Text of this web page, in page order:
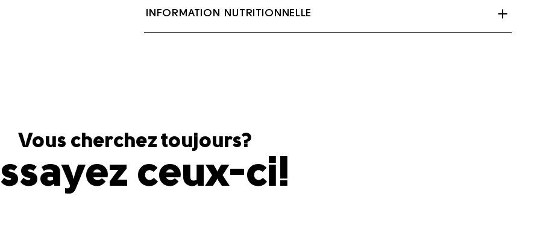
Crème, Sel.
INFORMATION NUTRITIONNELLE
Vous cherchez toujours?
ceux-ci!